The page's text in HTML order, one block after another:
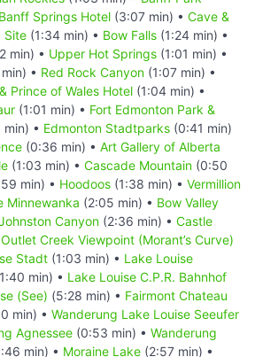
Banff Springs Hotel (3:07 min) • Cave &
Site (1:34 min) • Bow Falls (1:24 min) •
min) • Upper Hot Springs (1:01 min) •
• Red Rock Canyon (1:07 min) •
Prince of Wales Hotel (1:04 min) •
(1:01 min) • Fort Edmonton Park &
min) • Edmonton Stadtparks (0:41 min)
(0:36 min) • Art Gallery of Alberta
(1:03 min) • Cascade Mountain (0:50
min) • Hoodoos (1:38 min) • Vermillion
Minnewanka (2:05 min) • Bow Valley
Canyon (2:36 min) • Castle
Outlet Creek Viewpoint (Morant’s Curve)
Stadt (1:03 min) • Lake Louise
min) • Lake Louise C.P.R. Bahnhof
(See) (5:28 min) • Fairmont Chateau
min) • Wanderung Lake Louise Seeufer
Agnessee (0:53 min) • Wanderung
min) • Moraine Lake (2:57 min) •